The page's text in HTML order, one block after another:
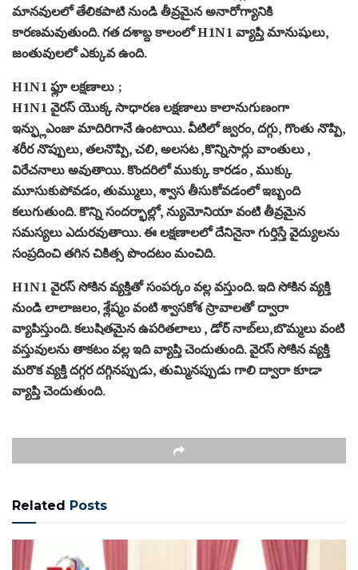
మానవులలో తేలికపాటి నుండి తీవ్రమైన అనారోగ్యానికి
కారణమవుతుంది. గత దశాబ్ద కాలంలో H1N1 వ్యాప్తి మానుషులు,
జంతువులలో ఎక్కువ ఉంది.
H1N1 ఫ్లూ లక్షణాలు ;
H1N1 వైరస్ యొక్క సాధారణ లక్షణాలు కాలానుగుణంగా
ఇన్ఫ్లుఎంజా మాదిరిగానే ఉంటాయి. వీటిలో జ్వరం, దగ్గు, గొంతు నొప్పి,
శరీర నొప్పులు, తలనొప్పి, చలి, అలసట ,కొన్నిసార్లు వాంతులు ,
విరేచనాలు అవుతాయి. కొందరిలో ముక్కు కారడం , ముక్కు
మూసుకుపోవడం, తుమ్ములు, శ్వాస తీసుకోవడంలో ఇబ్బంది
కలుగుతుంది. కొన్ని సందర్భాల్లో, న్యుమోనియా వంటి తీవ్రమైన
సమస్యలు ఎదురవుతాయి. ఈ లక్షణాలలో దేనినైనా గుర్తిస్తే వైద్యులను
సంప్రదించి తగిన చికిత్స పొందటం మంచిది.
H1N1 వైరస్ సోకిన వ్యక్తితో సంపర్కం వల్ల వస్తుంది. ఇది సోకిన వ్యక్తి
నుండి లాలాజలం, శ్లేష్మం వంటి శ్వాసకోశ స్రావాలతో ద్వారా
వ్యాపిస్తుంది. కలుషితమైన ఉపరితలాలు , డోర్ నాబ్‌లు,బొమ్మలు వంటి
వస్తువులను తాకటం వల్ల ఇది వ్యాప్తి చెందుతుంది. వైరస్ సోకిన వ్యక్తి
మరొక వ్యక్తి దగ్గర దగ్గినప్పుడు, తుమ్మినప్పుడు గాలి ద్వారా కూడా
వ్యాప్తి చెందుతుంది.
Related Posts